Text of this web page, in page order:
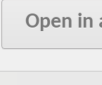
Open in